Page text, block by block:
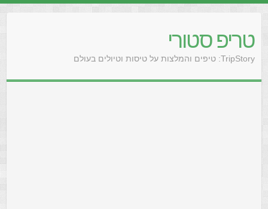
טריפ סטורי
TripStory: טיפים והמלצות על טיסות וטיולים בעולם